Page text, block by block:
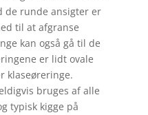
de runde ansigter er
til at afgranse
kan også gå til de
er lidt ovale
klaseøreringe.
bruges af alle
typisk kigge på